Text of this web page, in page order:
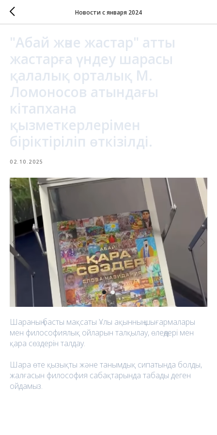
Новости с января 2024
"Абай және жастар" атты
жастарға үндеу шарасы
қалалық орталық М.
Ломоносов атындағы
кітапхана
қызметкерлерімен
біріктіріліп өткізілді.
02.10.2025
Шараның басты мақсаты Ұлы ақынның шығармалары
мен философиялық ойларын талқылау, өлеңдері мен
қара сөздерін талдау.
Шара өте қызықты және танымдық сипатында болды,
жалғасын философия сабақтарында табады деген
ойдамыз.